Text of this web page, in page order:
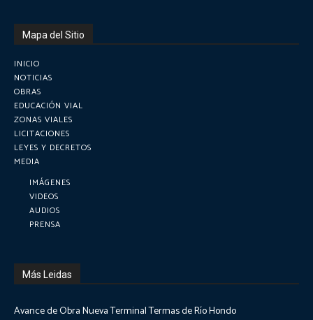
Mapa del Sitio
INICIO
NOTICIAS
OBRAS
EDUCACIÓN VIAL
ZONAS VIALES
LICITACIONES
LEYES Y DECRETOS
MEDIA
IMÁGENES
VIDEOS
AUDIOS
PRENSA
Más Leidas
Avance de Obra Nueva Terminal Termas de Río Hondo